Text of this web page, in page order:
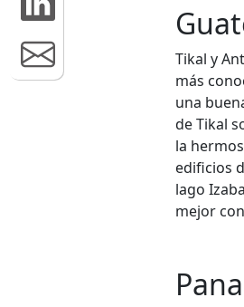
Tikal y
más
una
de Tikal
la
edificios
lago
mejor